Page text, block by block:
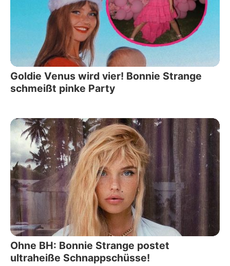
Goldie Venus wird vier! Bonnie Strange
schmeißt pinke Party
Ohne BH: Bonnie Strange postet
ultraheiße Schnappschüsse!